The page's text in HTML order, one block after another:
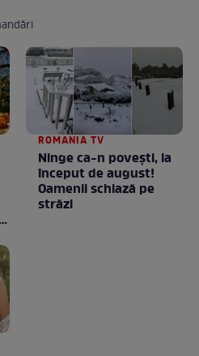
ROMANIA TV
Ninge ca-n povești, la
început de august!
Oamenii schiază pe
străzi